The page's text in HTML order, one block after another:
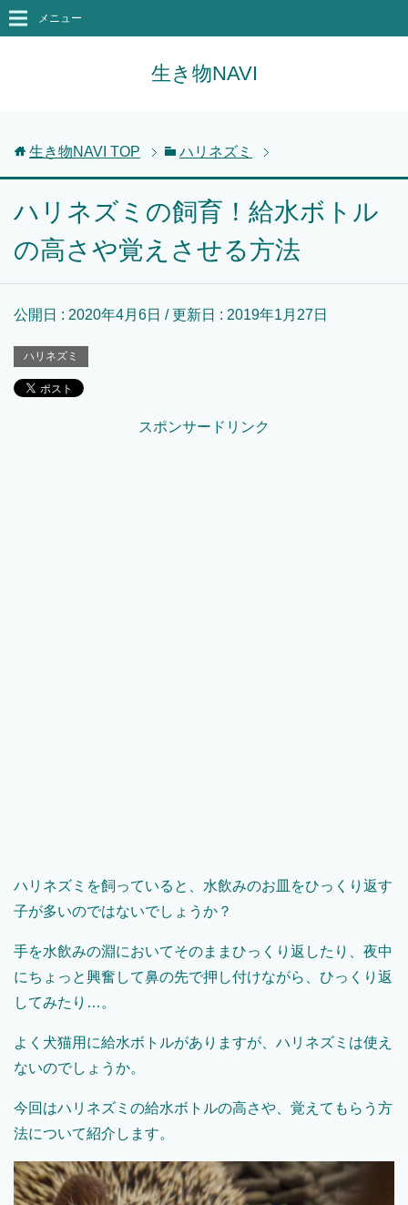
生き物NAVI
メニュー
生き物NAVI TOP ハリネズミ
ハリネズミの飼育！給水ボトル
の高さや覚えさせる方法
公開日 : 2020年4月6日 / 更新日 : 2019年1月27日
ハリネズミ
スポンサードリンク
ハリネズミを飼っていると、水飲みのお皿をひっくり返す
子が多いのではないでしょうか？
手を水飲みの淵においてそのままひっくり返したり、夜中
にちょっと興奮して鼻の先で押し付けながら、ひっくり返
してみたり…。
よく犬猫用に給水ボトルがありますが、ハリネズミは使え
ないのでしょうか。
今回はハリネズミの給水ボトルの高さや、覚えてもらう方
法について紹介します。